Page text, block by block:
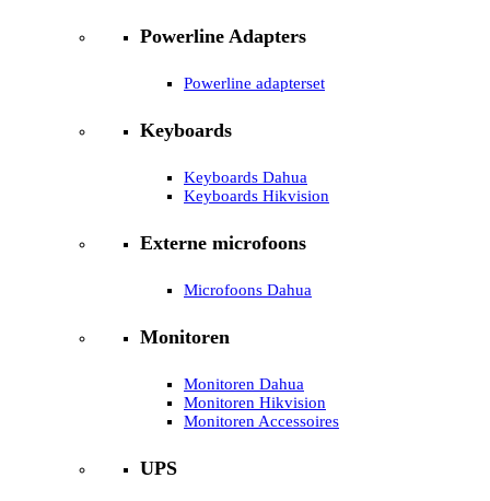
Powerline Adapters
Powerline adapterset
Keyboards
Keyboards Dahua
Keyboards Hikvision
Externe microfoons
Microfoons Dahua
Monitoren
Monitoren Dahua
Monitoren Hikvision
Monitoren Accessoires
UPS